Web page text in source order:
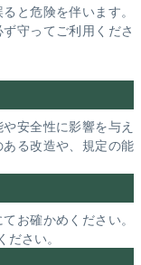
と危険を伴います。
守ってご利用くださ
安全性に影響を与え
る改造や、規定の能
お確かめください。
さい。